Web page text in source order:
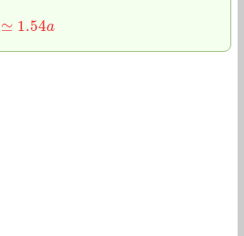
≃ 1.54a